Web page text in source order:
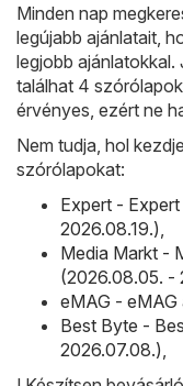
Minden nap
legújabb ajánlatait,
legjobb ajánlatokkal.
találhat 4
érvényes, ezért ne
Nem tudja, hol
szórólapokat:
Expert -
2026.08.19.)
Media Markt -
(2026.08.05. -
eMAG - eMAG
Best Byte -
2026.07.08.)